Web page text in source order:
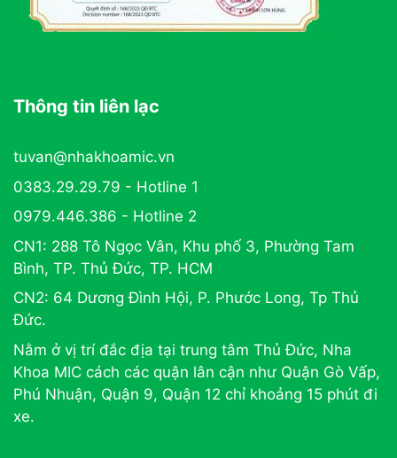
Thông tin liên lạc
tuvan@nhakhoamic.vn
0383.29.29.79 - Hotline 1
0979.446.386 - Hotline 2
CN1: 288 Tô Ngọc Vân, Khu phố 3, Phường Tam
Bình, TP. Thủ Đức, TP. HCM
CN2: 64 Dương Đình Hội, P. Phước Long, Tp Thủ
Đức.
Nằm ở vị trí đắc địa tại trung tâm Thủ Đức, Nha
Khoa MIC cách các quận lân cận như Quận Gò Vấp,
Phú Nhuận, Quận 9, Quận 12 chỉ khoảng 15 phút đi
xe.